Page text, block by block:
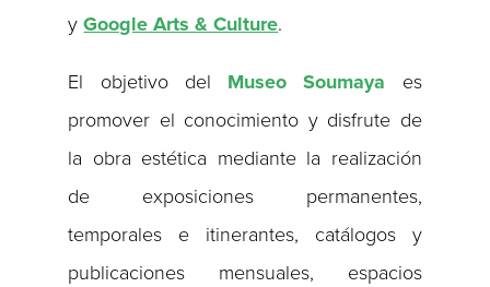
yGoogle Arts & Culture.
El objetivo del Museo Soumaya es
promover el conocimiento y disfrute de
la obra estética mediante la realización
de exposiciones permanentes,
temporales e itinerantes, catálogos y
publicaciones mensuales, espacios